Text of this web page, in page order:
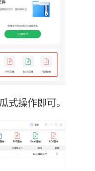
式操作即可。